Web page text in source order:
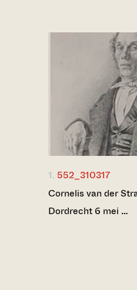
1. 552_310317
Cornelis van der
Dordrecht 6 mei …